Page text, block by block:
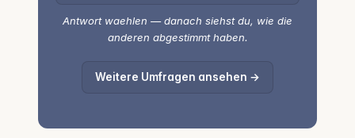
Antwort waehlen — danach siehst du, wie die
anderen abgestimmt haben.
Weitere Umfragen ansehen →